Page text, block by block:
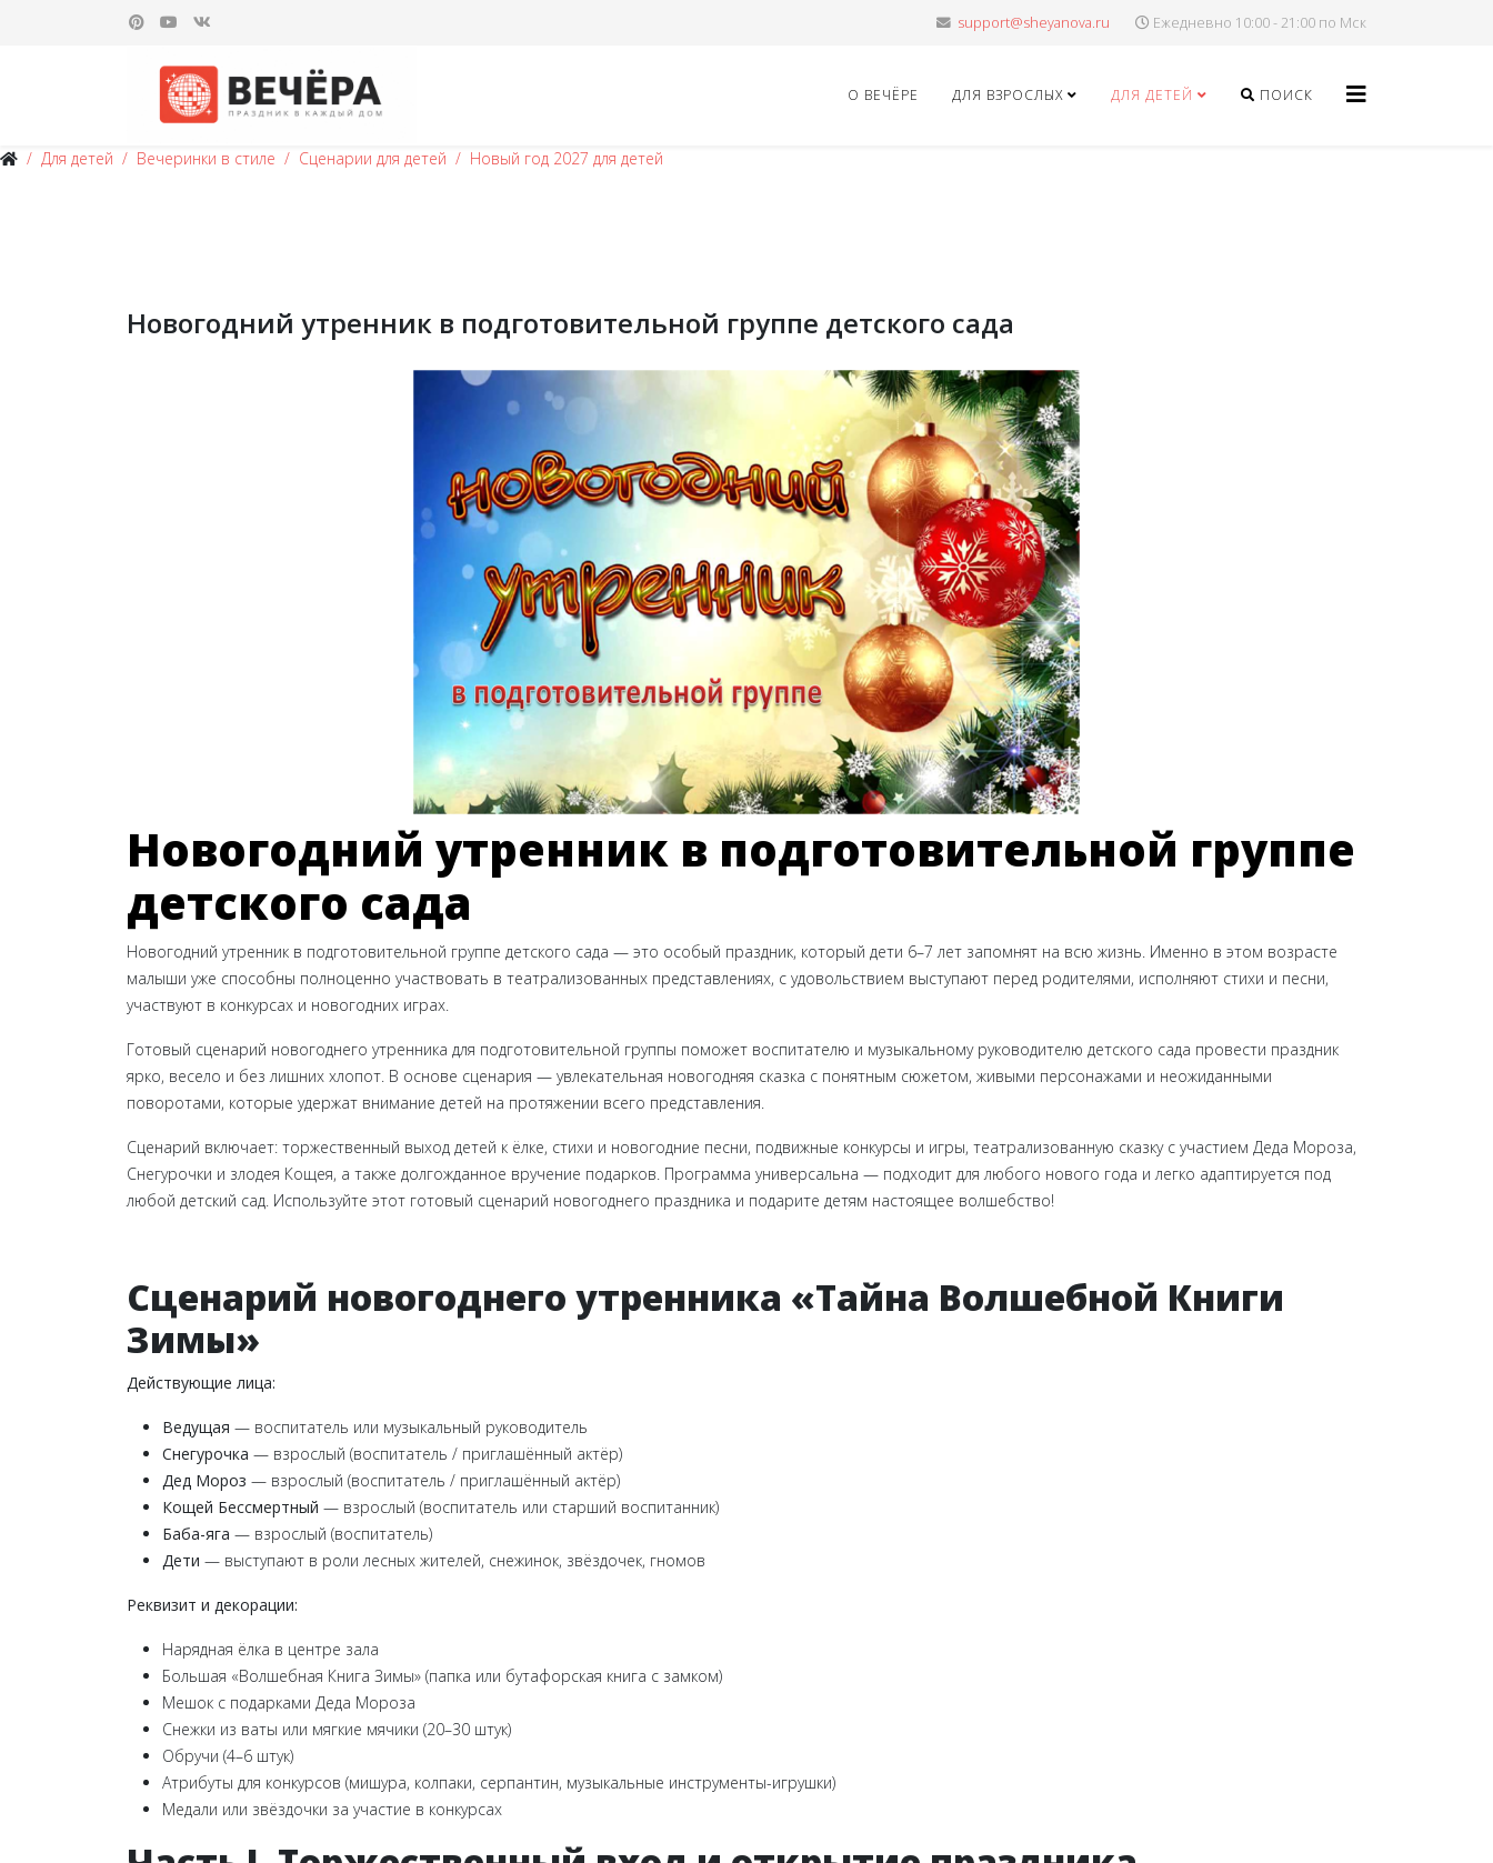
Ежедневно 10:00 - 21:00 по Мск
О ВЕЧЁРЕ ДЛЯ ВЗРОСЛЫХ ДЛЯ ДЕТЕЙ ПОИСК
Для детей Вечеринки в стиле Сценарии для детей Новый год 2027 для детей
Новогодний утренник в подготовительной группе детского сада
Новогодний утренник в подготовительной группе
детского сада
Новогодний утренник в подготовительной группе детского сада — это особый праздник, который дети 6–7 лет запомнят на всю жизнь. Именно в этом возрасте
малыши уже способны полноценно участвовать в театрализованных представлениях, с удовольствием выступают перед родителями, исполняют стихи и песни,
участвуют в конкурсах и новогодних играх.
Готовый сценарий новогоднего утренника для подготовительной группы поможет воспитателю и музыкальному руководителю детского сада провести праздник
ярко, весело и без лишних хлопот. В основе сценария — увлекательная новогодняя сказка с понятным сюжетом, живыми персонажами и неожиданными
поворотами, которые удержат внимание детей на протяжении всего представления.
Сценарий включает: торжественный выход детей к ёлке, стихи и новогодние песни, подвижные конкурсы и игры, театрализованную сказку с участием Деда Мороза,
Снегурочки и злодея Кощея, а также долгожданное вручение подарков. Программа универсальна — подходит для любого нового года и легко адаптируется под
любой детский сад. Используйте этот готовый сценарий новогоднего праздника и подарите детям настоящее волшебство!
Сценарий новогоднего утренника «Тайна Волшебной Книги
Зимы»
Действующие лица:
Ведущая — воспитатель или музыкальный руководитель
Снегурочка — взрослый (воспитатель / приглашённый актёр)
Дед Мороз — взрослый (воспитатель / приглашённый актёр)
Кощей Бессмертный — взрослый (воспитатель или старший воспитанник)
Баба-яга — взрослый (воспитатель)
Дети — выступают в роли лесных жителей, снежинок, звёздочек, гномов
Реквизит и декорации:
Нарядная ёлка в центре зала
Большая «Волшебная Книга Зимы» (папка или бутафорская книга с замком)
Мешок с подарками Деда Мороза
Снежки из ваты или мягкие мячики (20–30 штук)
Обручи (4–6 штук)
Атрибуты для конкурсов (мишура, колпаки, серпантин, музыкальные инструменты-игрушки)
Медали или звёздочки за участие в конкурсах